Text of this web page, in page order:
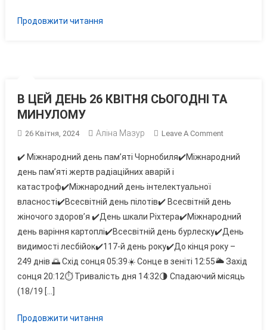
Продовжити читання
В ЦЕЙ ДЕНЬ 26 КВІТНЯ СЬОГОДНІ ТА
МИНУЛОМУ
26 Квітня, 2024 Аліна Мазур Leave A CommentOn
ЦЕЙ
КВІТНЯ
СЬОГОДНІ
ТА
МИНУЛОМУ
✔️ Міжнародний день пам’яті Чорнобиля✔️Міжнародний
день пам’яті жертв радіаційних аварій і
катастроф✔️Міжнародний день інтелектуальної
власності✔️Всесвітній день пілотів✔️ Всесвітній день
жіночого здоров’я ✔️День шкали Ріхтера✔️Міжнародний
день варіння картоплі✔️Всесвітній день бурлеску✔️День
видимості лесбійок✔️117-й день року✔️До кінця року –
249 днів 🌅 Схід сонця 05:39☀️ Сонце в зеніті 12:55🌥 Захід
сонця 20:12⏱ Тривалість дня 14:32🌗 Спадаючий місяць
(18/19 […]
Продовжити читання